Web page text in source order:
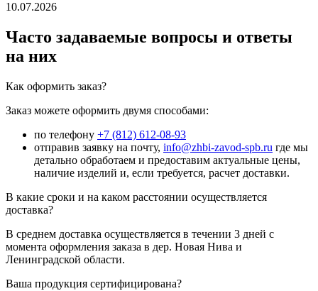
10.07.2026
Часто задаваемые вопросы и ответы
на них
Как оформить заказ?
Заказ можете оформить двумя способами:
по телефону +7 (812) 612-08-93
отправив заявку на почту, info@zhbi-zavod-spb.ru где мы
детально обработаем и предоставим актуальные цены,
наличие изделий и, если требуется, расчет доставки.
В какие сроки и на каком расстоянии осуществляется
доставка?
В среднем доставка осуществляется в течении 3 дней с
момента оформления заказа в дер. Новая Нива и
Ленинградской области.
Ваша продукция сертифицирована?